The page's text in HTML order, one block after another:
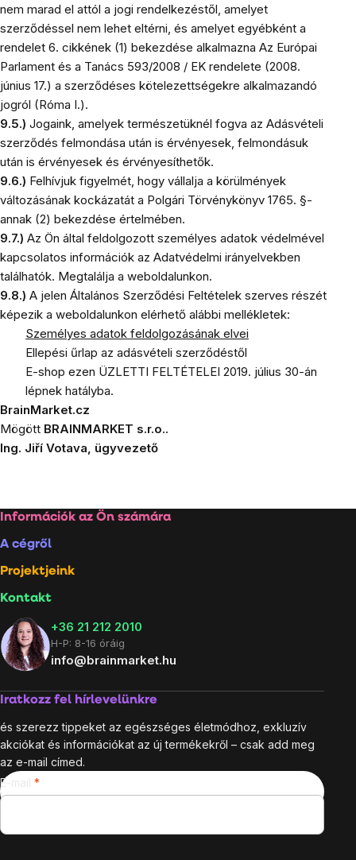
nem marad el attól a jogi rendelkezéstől, amelyet
szerződéssel nem lehet eltérni, és amelyet egyébként a
rendelet 6. cikkének (1) bekezdése alkalmazna Az Európai
Parlament és a Tanács 593/2008 / EK rendelete (2008.
június 17.) a szerződéses kötelezettségekre alkalmazandó
jogról (Róma I.).
9.5.) Jogaink, amelyek természetüknél fogva az Adásvételi
szerződés felmondása után is érvényesek, felmondásuk
után is érvényesek és érvényesíthetők.
9.6.) Felhívjuk figyelmét, hogy vállalja a körülmények
változásának kockázatát a Polgári Törvénykönyv 1765. §-
annak (2) bekezdése értelmében.
9.7.) Az Ön által feldolgozott személyes adatok védelmével
kapcsolatos információk az Adatvédelmi irányelvekben
találhatók. Megtalálja a weboldalunkon.
9.8.) A jelen Általános Szerződési Feltételek szerves részét
képezik a weboldalunkon elérhető alábbi mellékletek:
Személyes adatok feldolgozásának elvei
Ellepési űrlap az adásvételi szerződéstől
E-shop ezen ÜZLETTI FELTÉTELEI 2019. július 30-án
lépnek hatályba.
BrainMarket.cz
Mögött BRAINMARKET s.r.o..
Ing. Jiří Votava, ügyvezető
Lábléc
Információk az Ön számára
A cégről
Projektjeink
Kontakt
+36 21 212 2010
H-P: 8-16 óráig
info@brainmarket.hu
Iratkozz fel hírlevelünkre
és szerezz tippeket az egészséges életmódhoz, exkluzív
akciókat és információkat az új termékekről – csak add meg
az e-mail címed.
E-mail